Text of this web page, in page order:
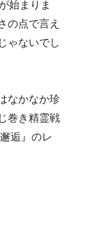
始まりま
の点で言え
ゃないでし
なかなか珍
巻き精霊戦
逅』のレ